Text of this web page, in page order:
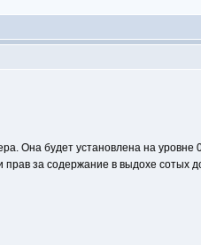
Она будет установлена на
за содержание в выдохе сотых